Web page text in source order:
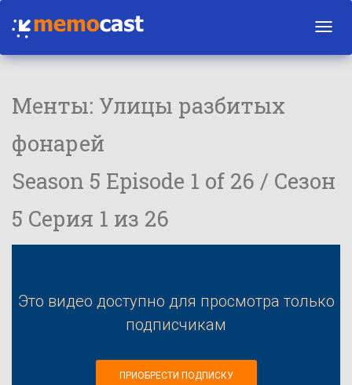
Менты: Улицы разбитых
фонарей
Season 5 Episode 1 of 26 / Сезон
5 Серия 1 из 26
Это видео доступно для просмотра только
подписчикам
ПРИОБРЕСТИ ПОДПИСКУ